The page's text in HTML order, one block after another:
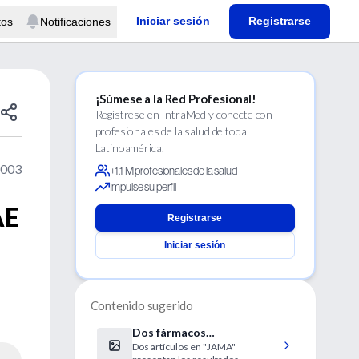
Notificaciones Iniciar sesión Registrarse
¡Súmese a la Red Profesional!
Regístrese en IntraMed y conecte con
profesionales de la salud de toda
Latinoamérica.
+1.1 M profesionales de la salud
Impulse su perfil
Registrarse
Iniciar sesión
Contenido sugerido
Dos fármacos
experimentales muestran
Dos artículos en "JAMA"